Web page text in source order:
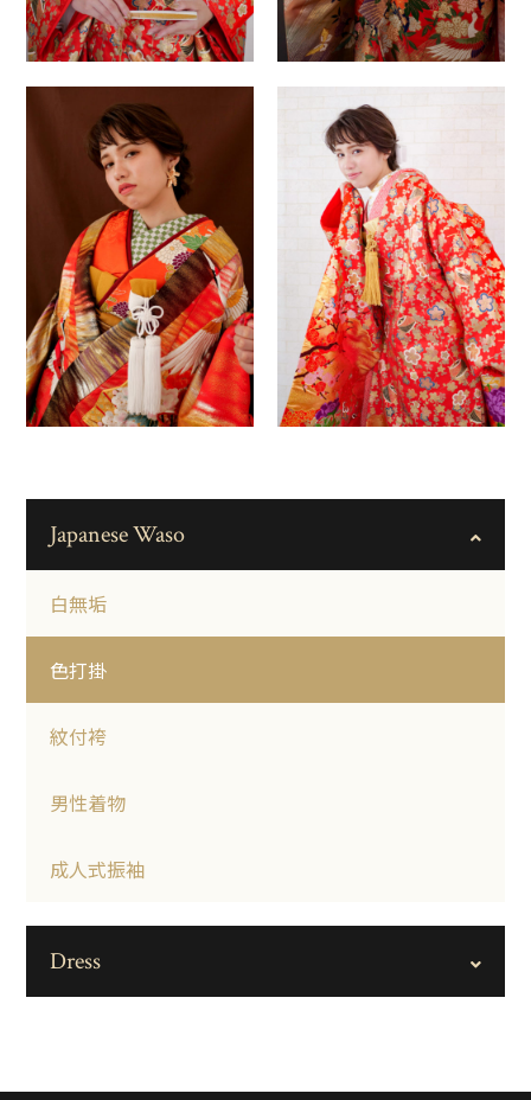
Japanese Waso
白無垢
色打掛
紋付袴
男性着物
成人式振袖
Dress